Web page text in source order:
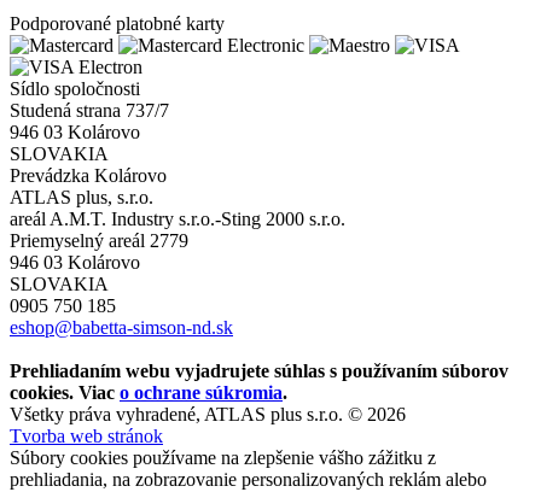
Podporované platobné karty
Sídlo spoločnosti
Studená strana 737/7
946 03 Kolárovo
SLOVAKIA
Prevádzka Kolárovo
ATLAS plus, s.r.o.
areál A.M.T. Industry s.r.o.-Sting 2000 s.r.o.
Priemyselný areál 2779
946 03 Kolárovo
SLOVAKIA
0905 750 185
eshop@babetta-simson-nd.sk
Prehliadaním webu vyjadrujete súhlas s používaním súborov
cookies. Viac o ochrane súkromia.
Všetky práva vyhradené, ATLAS plus s.r.o. © 2026
Tvorba web stránok
Súbory cookies používame na zlepšenie vášho zážitku z
prehliadania, na zobrazovanie personalizovaných reklám alebo